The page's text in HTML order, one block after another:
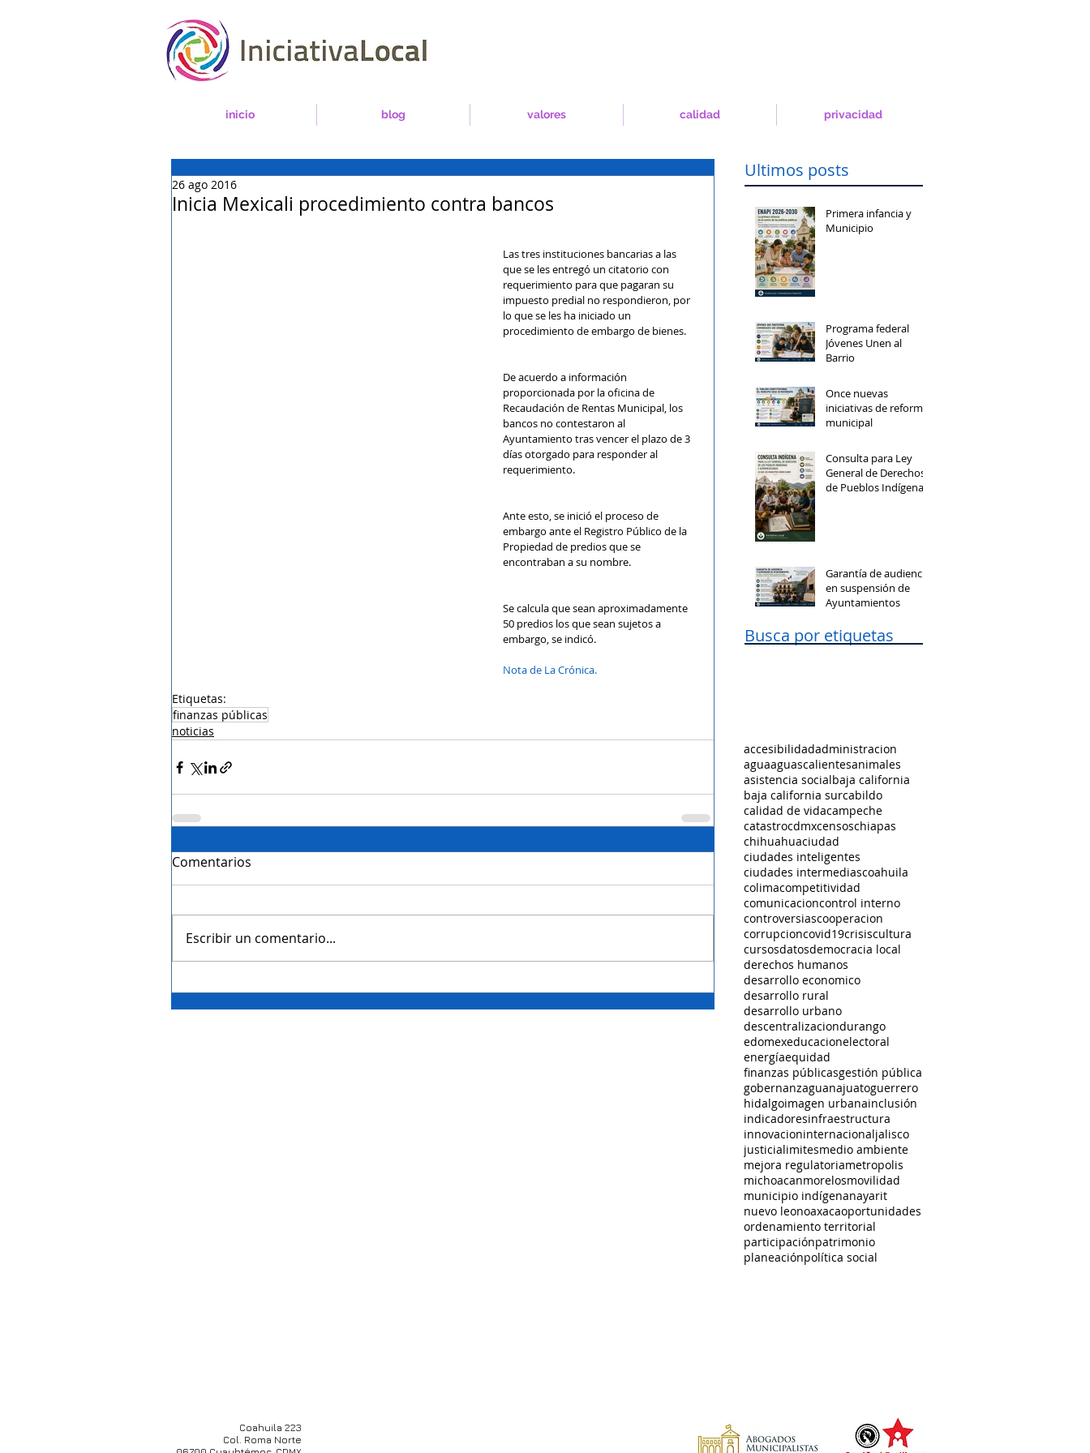
inicio blog valores calidad privacidad
Inicia Mexicali procedimiento contra bancos
26 ago 2016
Las tres instituciones bancarias a las
que se les entregó un citatorio con
requerimiento para que pagaran su
impuesto predial no respondieron, por
lo que se les ha iniciado un
procedimiento de embargo de bienes.
De acuerdo a información
proporcionada por la oficina de
Recaudación de Rentas Municipal, los
bancos no contestaron al
Ayuntamiento tras vencer el plazo de 3
días otorgado para responder al
requerimiento.
Ante esto, se inició el proceso de
embargo ante el Registro Público de la
Propiedad de predios que se
encontraban a su nombre.
Se calcula que sean aproximadamente
50 predios los que sean sujetos a
embargo, se indicó.
Nota de La Crónica.
Etiquetas:
finanzas públicas
noticias
Comentarios
Escribir un comentario...
Ultimos posts
Primera infancia y
Municipio
Programa federal
Jóvenes Unen al
Barrio
Once nuevas
iniciativas de reforma
municipal
Consulta para Ley
General de Derechos
de Pueblos Indígenas
Garantía de audiencia
en suspensión de
Ayuntamientos
Busca por etiquetas
accesibilidadadministracion
aguaaguascalientesanimales
asistencia socialbaja california
baja california surcabildo
calidad de vidacampeche
catastrocdmxcensoschiapas
chihuahuaciudad
ciudades inteligentes
ciudades intermediascoahuila
colimacompetitividad
comunicacioncontrol interno
controversiascooperacion
corrupcioncovid19crisiscultura
cursosdatosdemocracia local
derechos humanos
desarrollo economico
desarrollo rural
desarrollo urbano
descentralizaciondurango
edomexeducacionelectoral
energíaequidad
finanzas públicasgestión pública
gobernanzaguanajuatoguerrero
hidalgoimagen urbanainclusión
indicadoresinfraestructura
innovacioninternacionaljalisco
justicialimitesmedio ambiente
mejora regulatoriametropolis
michoacanmorelosmovilidad
municipio indígenanayarit
nuevo leonoaxacaoportunidades
ordenamiento territorial
participaciónpatrimonio
planeaciónpolítica social
Coahuila 223
Col. Roma Norte